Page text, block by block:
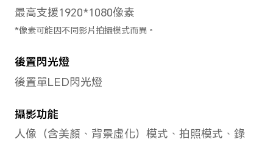
CPU主頻
2*A75 2.0GHz + 6*A55